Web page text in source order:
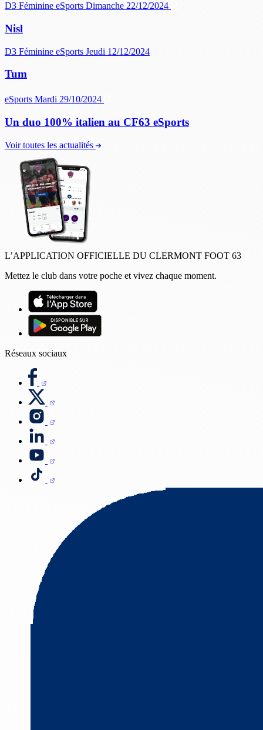
D3 Féminine eSports Dimanche 22/12/2024
Nisl
D3 Féminine eSports Jeudi 12/12/2024
Tum
eSports Mardi 29/10/2024
Un duo 100% italien au CF63 eSports
Voir toutes les actualités
L’APPLICATION OFFICIELLE DU CLERMONT FOOT 63
Mettez le club dans votre poche et vivez chaque moment.
Réseaux sociaux